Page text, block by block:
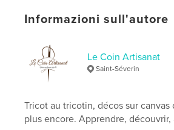
Parole chiave
Informazioni sull'autore
Le Coin Artisanat
Saint-Séverin
Tricot au tricotin, décos sur
plus encore. Apprendre, découvrir,